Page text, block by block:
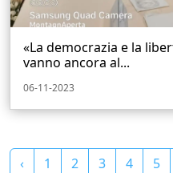
«La democrazia e la
vanno ancora al...
06-11-2023
‹ 1 2 3 4 5